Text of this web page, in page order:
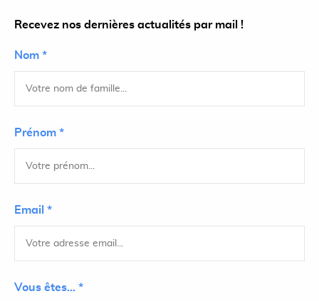
Recevez nos dernières actualités par mail !
Nom *
Prénom *
Email *
Vous êtes... *